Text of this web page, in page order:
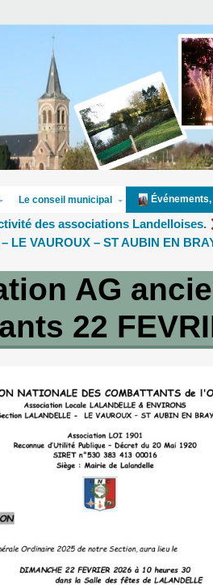
Le conseil municipal
des associations Landelloises.
VAUROUX – ST AUBIN EN
AG
22